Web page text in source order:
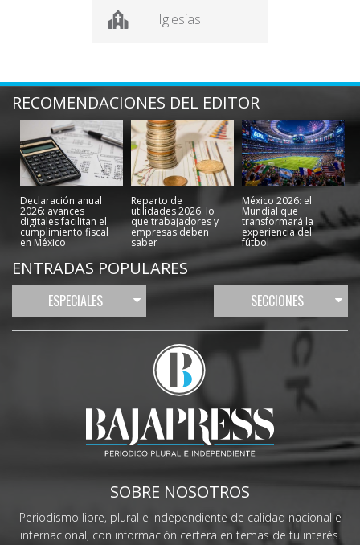
Iglesias
RECOMENDACIONES DEL EDITOR
Declaración anual
2026: avances
digitales facilitan el
cumplimiento fiscal
en México
Reparto de
utilidades 2026: lo
que trabajadores y
empresas deben
saber
México 2026: el
Mundial que
transformará la
experiencia del
fútbol
ENTRADAS POPULARES
ESPECIALES SECCIONES
SOBRE NOSOTROS
Periodismo libre, plural e independiente de calidad nacional e
internacional, con información certera en temas de tu interés.